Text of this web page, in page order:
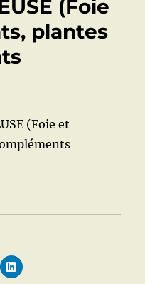
(Foie
plantes
(Foie et